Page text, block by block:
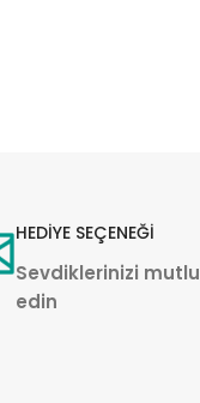
HEDİYE SEÇENEĞİ
Sevdiklerinizi mutlu
edin